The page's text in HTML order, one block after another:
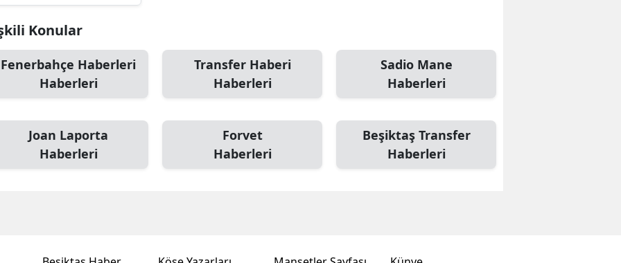
Konular
Fenerbahçe Haberleri
Haberleri
Transfer Haberi
Haberleri
Sadio Mane
Haberleri
Joan Laporta
Haberleri
Forvet
Haberleri
Beşiktaş Transfer
Haberleri